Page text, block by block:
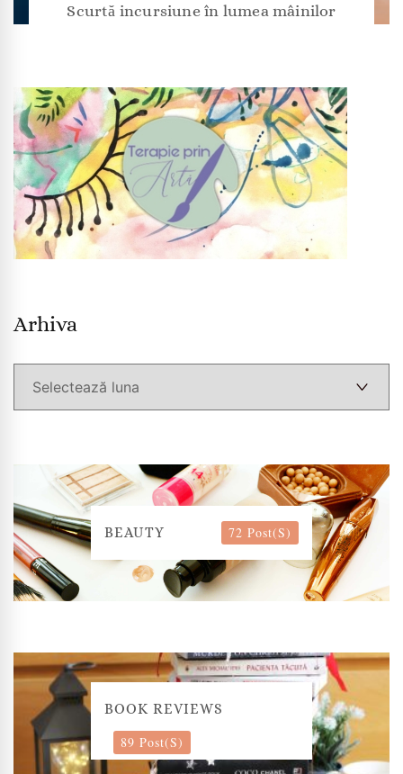
Scurtă incursiune în lumea mâinilor
Arhiva
BEAUTY 72 Post(s)
BOOK REVIEWS
89 Post(s)